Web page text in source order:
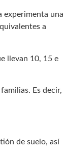
experimenta una
a
llevan 10, 15 e
Es decir,
de suelo, así